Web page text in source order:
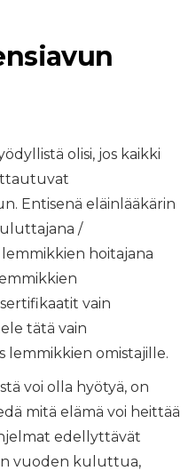
olisi, jos kaikki
Entisenä eläinlääkärin
/
hoitajana
vain
tätä vain
lemmikkien omistajille.
voi olla hyötyä, on
mitä elämä voi heittää
edellyttävät
vuoden kuluttua,